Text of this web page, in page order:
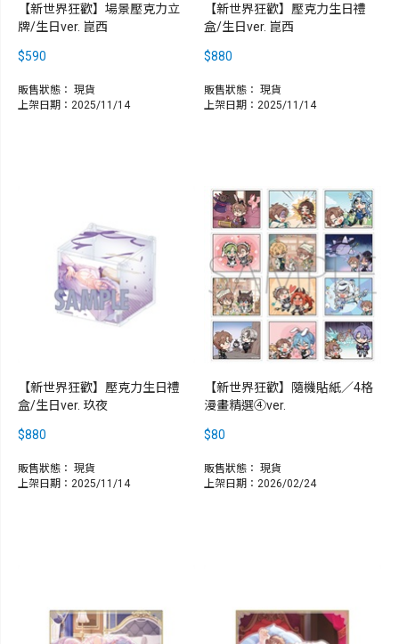
【新世界狂歡】場景壓克力立
牌/生日ver. 崑西
$590
販售狀態： 現貨
上架日期：2025/11/14
【新世界狂歡】壓克力生日禮
盒/生日ver. 崑西
$880
販售狀態： 現貨
上架日期：2025/11/14
【新世界狂歡】壓克力生日禮
盒/生日ver. 玖夜
$880
販售狀態： 現貨
上架日期：2025/11/14
【新世界狂歡】隨機貼紙／4格
漫畫精選④ver.
$80
販售狀態： 現貨
上架日期：2026/02/24